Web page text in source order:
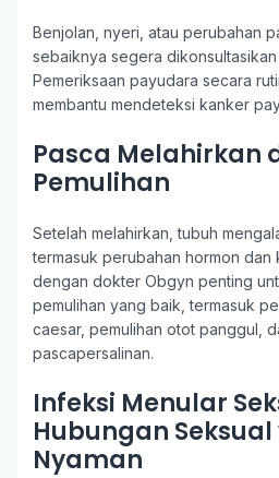
Benjolan, nyeri, atau perubahan
sebaiknya segera
Pemeriksaan payudara secara
membantu mendeteksi kanker
Pasca Melahirkan
Pemulihan
Setelah melahirkan, tubuh
termasuk perubahan hormon dan
dengan dokter Obgyn penting
pemulihan yang baik, termasuk
caesar, pemulihan otot panggul,
pascapersalinan.
Infeksi Menular
Hubungan
Nyaman